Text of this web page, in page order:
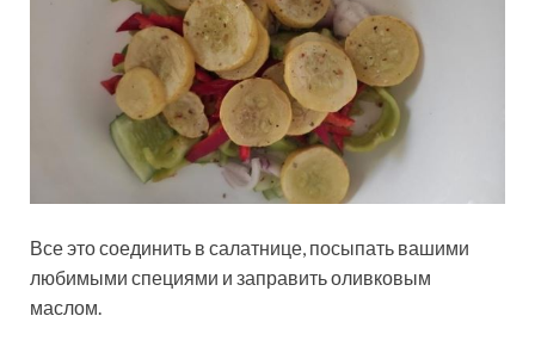
Все это соединить в салатнице, посыпать вашими
любимыми специями и заправить оливковым
маслом.